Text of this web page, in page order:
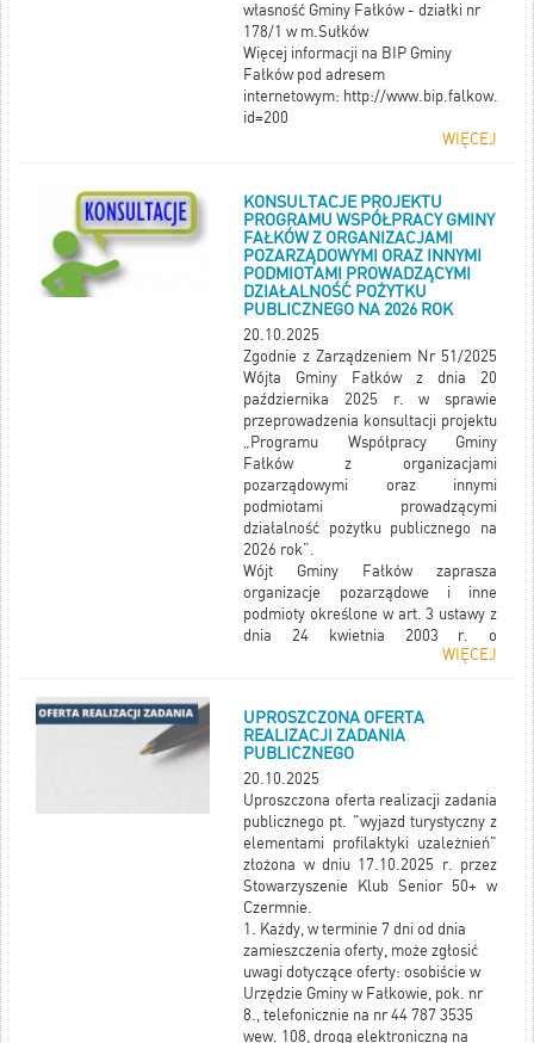
własność Gminy Fałków - działki nr
178/1 w m.Sułków
Więcej informacji na BIP Gminy
Fałków pod adresem
internetowym: http://www.bip.falkow.pl/
id=200
WIĘCEJ
KONSULTACJE PROJEKTU
PROGRAMU WSPÓŁPRACY GMINY
FAŁKÓW Z ORGANIZACJAMI
POZARZĄDOWYMI ORAZ INNYMI
PODMIOTAMI PROWADZĄCYMI
DZIAŁALNOŚĆ POŻYTKU
PUBLICZNEGO NA 2026 ROK
20.10.2025
Zgodnie z Zarządzeniem Nr 51/2025
Wójta Gminy Fałków z dnia 20
października 2025 r. w sprawie
przeprowadzenia konsultacji projektu
„Programu Współpracy Gminy
Fałków z organizacjami
pozarządowymi oraz innymi
podmiotami prowadzącymi
działalność pożytku publicznego na
2026 rok”.
Wójt Gminy Fałków zaprasza
organizacje pozarządowe i inne
podmioty określone w art. 3 ustawy z
dnia 24 kwietnia 2003 r. o
działalności pożytku publicznego i o
mieszkańców Gminy Fałków do
konsultacji projektu rocznego
Programu Współpracy Gminy Fałków
z Organizacjami Pozarządowymi oraz
innymi podmiotami prowadzącymi
działalność pożytku publicznego na
2026 rok.
Uwagi do Programu można nadsyłać
do 7 listopada 2025 r. pocztą
elektroniczną:
pod adres (decyduje data wpływu
opinii do Urzędu Gminy w Fałkowie):
Urząd Gminy w Fałkowie
ul. Zamkowa 1a, 26 –260 Fałków
(z dopiskiem: konsultacje - Program
WIĘCEJ
UPROSZCZONA OFERTA
REALIZACJI ZADANIA
PUBLICZNEGO
20.10.2025
Uproszczona oferta realizacji zadania
publicznego pt. "wyjazd turystyczny z
elementami profilaktyki uzależnień"
złożona w dniu 17.10.2025 r. przez
Stowarzyszenie Klub Senior 50+ w
Czermnie.
1. Każdy, w terminie 7 dni od dnia
zamieszczenia oferty, może zgłosić
uwagi dotyczące oferty: osobiście w
Urzędzie Gminy w Fałkowie, pok. nr
8., telefonicznie na nr 44 787 3535
wew. 108, drogą elektroniczną na